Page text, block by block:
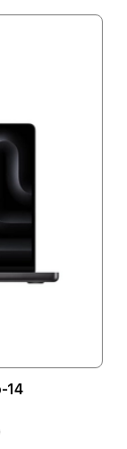
14-inch MacBook Pro M3 Pro